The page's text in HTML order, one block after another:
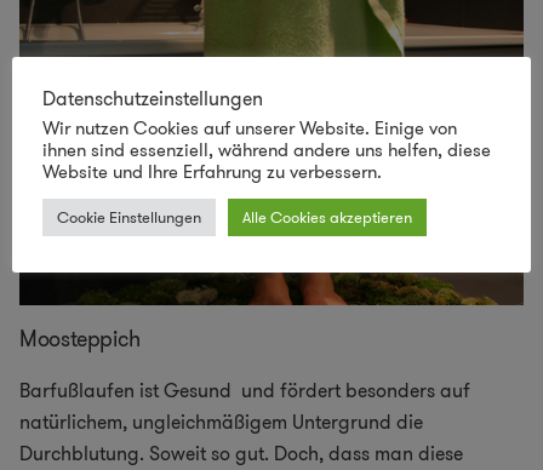
Moosteppich
Barfußlaufen ist Gesund und fördert besonders auf
natürlichem, ungleichmäßigem Untergrund die
Durchblutung. Soweit so gut. Doch, dass man diese
Datenschutzeinstellungen
Wir nutzen Cookies auf unserer Website. Einige von
ihnen sind essenziell, während andere uns helfen, diese
Website und Ihre Erfahrung zu verbessern.
Cookie Einstellungen Alle Cookies akzeptieren